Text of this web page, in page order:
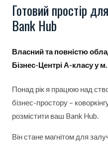
Готовий простір
Bank Hub
Власний та повністю
Бізнес-Центрі А-класу у
Понад рік я працюю над
бізнес-простору –
розмістити ваш Bank Hub.
Він стане магнітом для